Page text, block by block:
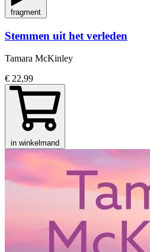
fragment
Stemmen uit het verleden
Tamara McKinley
€ 22,99
in winkelmand